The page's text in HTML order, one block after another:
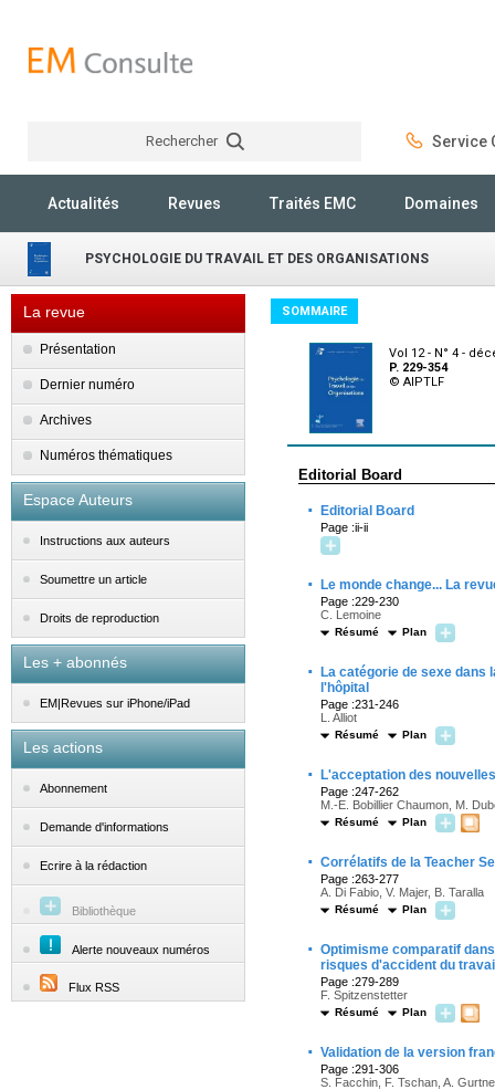
Rechercher Service
Actualités Revues Traités EMC Domaines
PSYCHOLOGIE DU TRAVAIL ET DES ORGANISATIONS
La revue
Présentation
Dernier numéro
Archives
Numéros thématiques
Espace Auteurs
Instructions aux auteurs
Soumettre un article
Droits de reproduction
Les + abonnés
EM|Revues sur iPhone/iPad
Les actions
Abonnement
Demande d'informations
Ecrire à la rédaction
Bibliothèque
Alerte nouveaux numéros
Flux RSS
SOMMAIRE
Vol 12 - N° 4 -
P. 229-354
© AIPTLF
Editorial Board
· Editorial Board
Page :ii-ii
· Le monde change... La
Page :229-230
C. Lemoine
Résumé Plan
·
La catégorie de sexe
l'hôpital
Page :231-246
L. Alliot
Résumé Plan
· L'acceptation des
Page :247-262
M.-E. Bobillier Chaumon, M.
Résumé Plan
· Corrélatifs de la Teacher
Page :263-277
A. Di Fabio, V. Majer, B. Taralla
Résumé Plan
· Optimisme comparatif
risques d'accident du
Page :279-289
F. Spitzenstetter
Résumé Plan
· Validation de la version
Page :291-306
S. Facchin, F. Tschan, A.